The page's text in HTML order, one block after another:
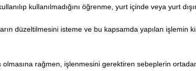
kullanılmadığını öğrenme, yurt içinde veya yurt
düzeltilmesini isteme ve bu kapsamda yapılan işlemin
rağmen, işlenmesini gerektiren sebeplerin